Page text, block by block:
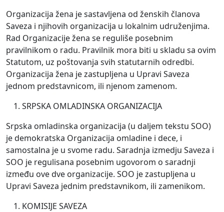
Organizacija žena je sastavljena od ženskih članova
Saveza i njihovih organizacija u lokalnim udruženjima.
Rad Organizacije žena se reguliše posebnim
pravilnikom o radu. Pravilnik mora biti u skladu sa ovim
Statutom, uz poštovanja svih statutarnih odredbi.
Organizacija žena je zastupljena u Upravi Saveza
jednom predstavnicom, ili njenom zamenom.
SRPSKA OMLADINSKA ORGANIZACIJA
Srpska omladinska organizacija (u daljem tekstu SOO)
je demokratska Organizacija omladine i dece, i
samostalna je u svome radu. Saradnja izmedju Saveza i
SOO je regulisana posebnim ugovorom o saradnji
između ove dve organizacije. SOO je zastupljena u
Upravi Saveza jednim predstavnikom, ili zamenikom.
KOMISIJE SAVEZA